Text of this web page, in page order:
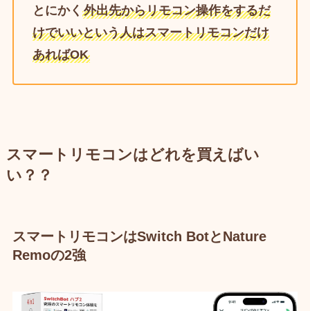
とにかく 外出先からリモコン操作をするだ
けでいいという人はスマートリモコンだけ
あればOK
スマートリモコンはどれを買えばい
い？？
スマートリモコンはSwitch BotとNature
Remoの2強